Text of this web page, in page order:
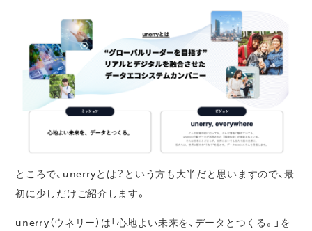
ところで、unerryとは？という方も大半だと思いますので、最
初に少しだけご紹介します。
unerry（ウネリー）は「心地よい未来を、データとつくる。」を